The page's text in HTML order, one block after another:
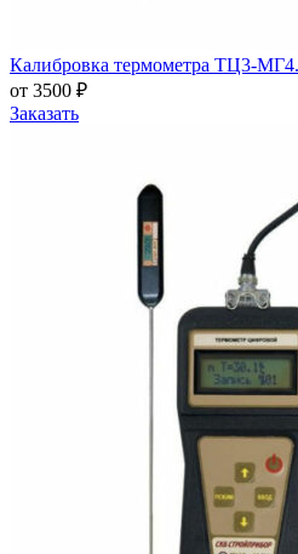
Калибровка термометра ТЦ3-
от 3500 ₽
Заказать